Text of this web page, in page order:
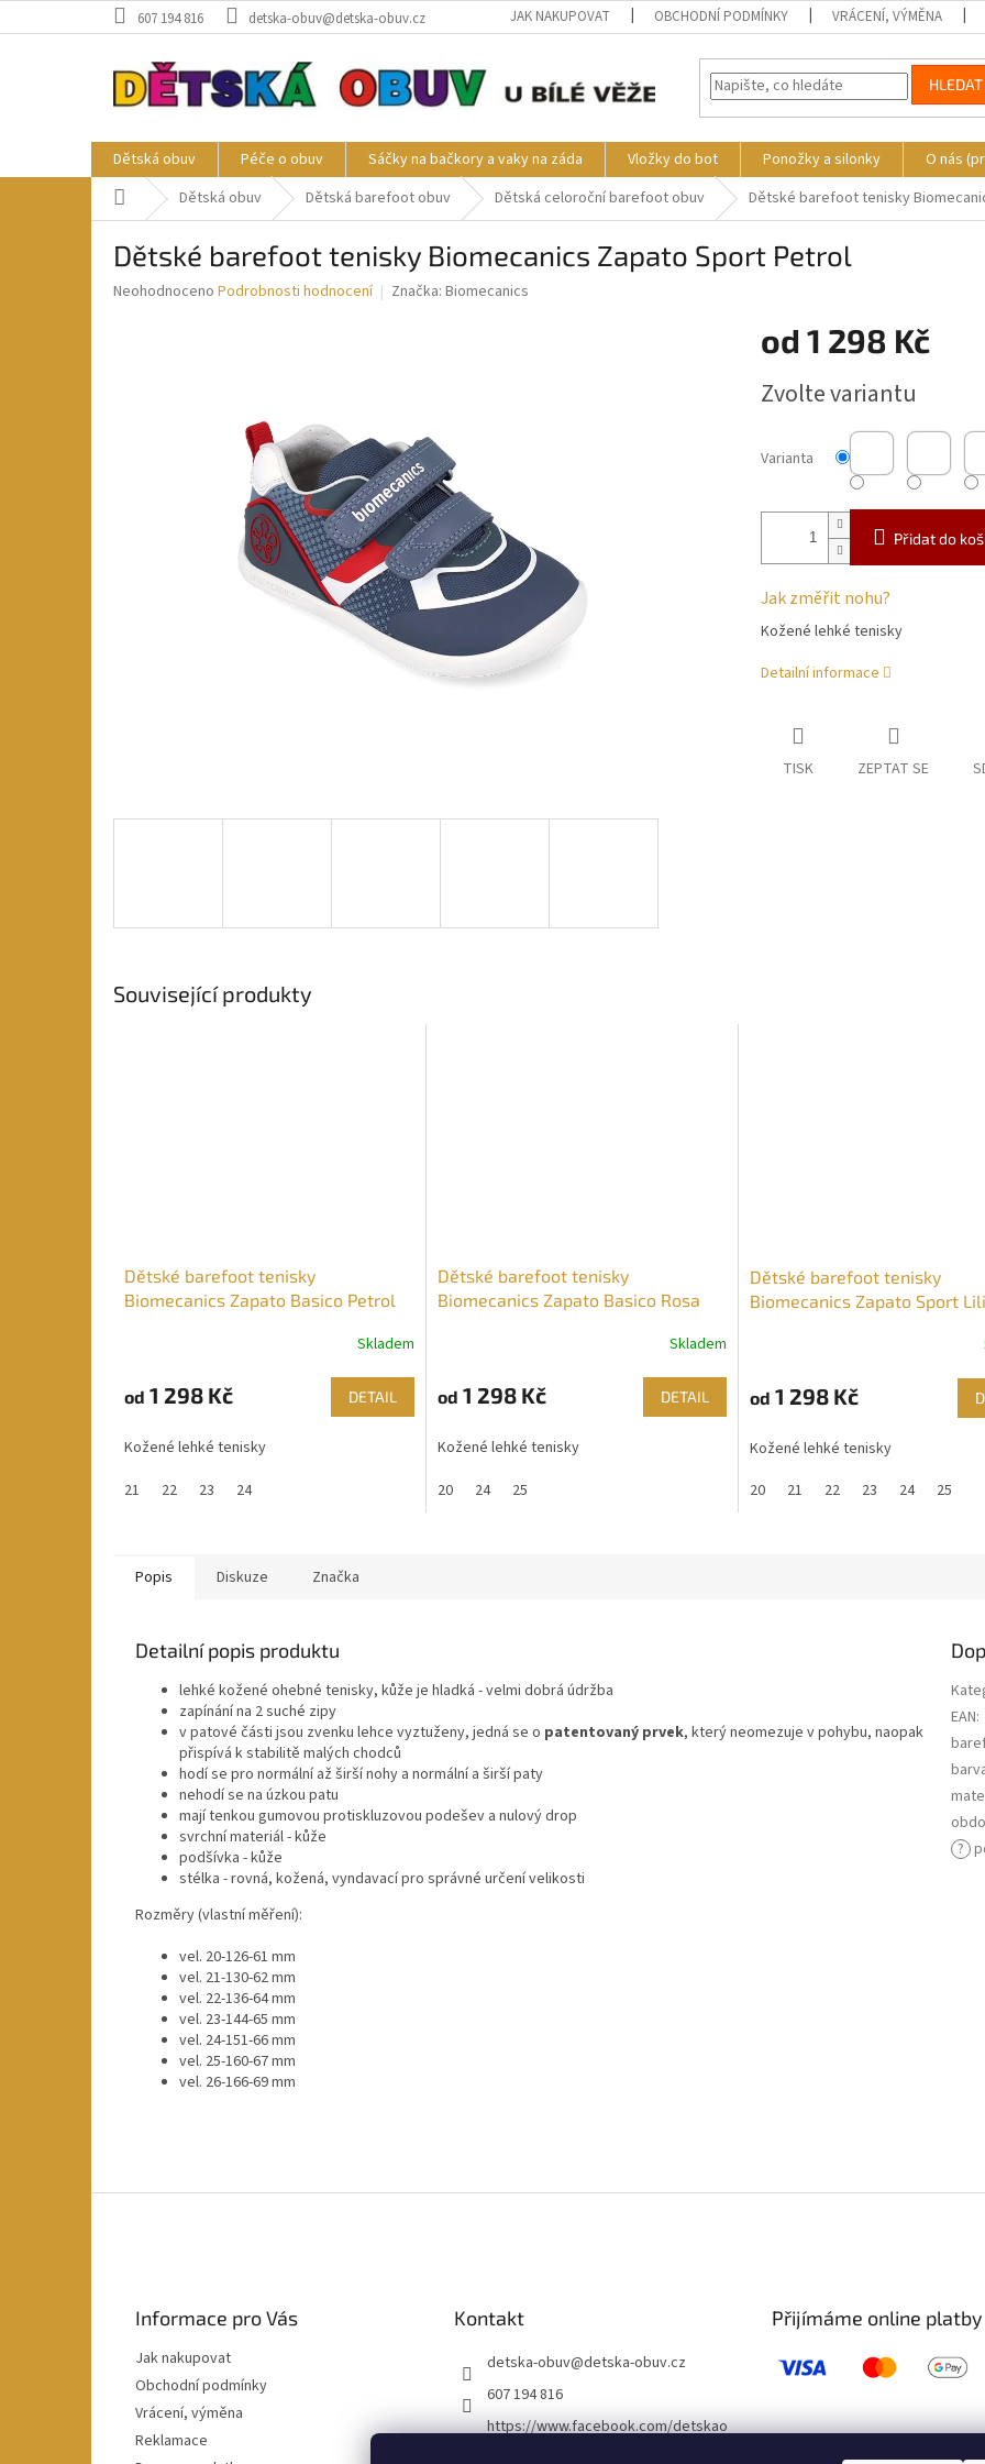
na
607 194 816 detska-obuv@detska-obuv.cz JAK NAKUPOVAT OBCHODNÍ PODMÍNKY VRÁCENÍ, VÝMĚNA
HLEDAT
Dětská obuv Péče o obuv Sáčky na bačkory a vaky na záda Vložky do bot Ponožky a silonky O nás
Domů Dětská obuv Dětská barefoot obuv Dětská celoroční barefoot obuv Dětské barefoot tenisky
Dětské barefoot tenisky Biomecanics Zapato Sport Petrol
Průměrné
Neohodnoceno Podrobnosti hodnocení Značka: Biomecanics
od 1 298 Kč
cena:
Zvolte variantu
Varianta
Přidat do
Jak změřit nohu?
Kožené lehké tenisky
Detailní informace
TISK ZEPTAT SE
Související produkty
Dětské barefoot tenisky
Biomecanics Zapato Basico Petrol
Skladem
od 1 298 Kč DETAIL
Kožené lehké tenisky
21
22 23 24
Dětské barefoot tenisky
Biomecanics Zapato Basico Rosa
Skladem
od 1 298 Kč DETAIL
Kožené lehké tenisky
20
24 25
Dětské barefoot tenisky
Biomecanics Zapato Sport
od 1 298 Kč
Kožené lehké tenisky
20
21 22 23 24 25
Popis Diskuze Značka
Detailní popis produktu
lehké kožené ohebné tenisky, kůže je hladká - velmi dobrá údržba
zapínání na 2 suché zipy
v patové části jsou zvenku lehce vyztuženy, jedná se o patentovaný prvek, který neomezuje v pohybu, naopak
přispívá k stabilitě malých chodců
hodí se pro normální až širší nohy a normální a širší paty
nehodí se na úzkou patu
mají tenkou gumovou protiskluzovou podešev a nulový drop
svrchní materiál - kůže
podšívka - kůže
stélka - rovná, kožená, vyndavací pro správné určení velikosti
Rozměry (vlastní měření):
vel. 20-126-61 mm
vel. 21-130-62 mm
vel. 22-136-64 mm
vel. 23-144-65 mm
vel. 24-151-66 mm
vel. 25-160-67 mm
vel. 26-166-69 mm
EAN:
?
Informace pro Vás
Jak nakupovat
Obchodní podmínky
Vrácení, výměna
Reklamace
Kontakt
detska-obuv@detska-obuv.cz
607 194 816
https://www.facebook.com/detskao
Přijímáme online platby